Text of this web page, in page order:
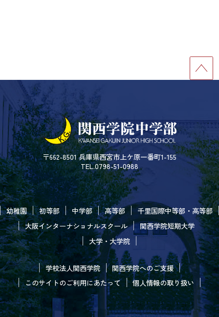
〒662-8501 兵庫県西宮市上ケ原一番町1-155
TEL.0798-51-0988
幼稚園 初等部 中学部 高等部
千里国際中等部・高等部
大阪インターナショナルスクール
関西学院短期大学
大学・大学院
学校法人関西学院
関西学院へのご支援
このサイトのご利用にあたって
個人情報の取り扱い